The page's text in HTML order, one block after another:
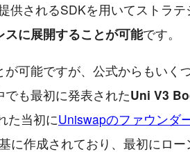
供されるSDKを用いてストラテ
スに展開することが可能です。
可能ですが、公式からもいく
も最初に発表されたUni V3
た当初にUniswapのファウンダ
に作成されており、最初にロー